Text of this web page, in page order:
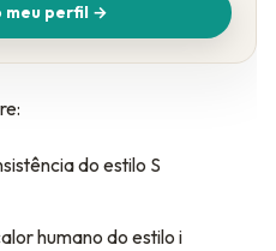
meu perfil →
do estilo S
humano do estilo i